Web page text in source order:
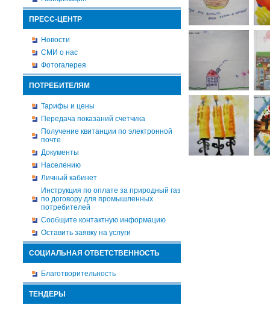
ПРЕСС-ЦЕНТР
Новости
СМИ о нас
Фотогалерея
ПОТРЕБИТЕЛЯМ
Тарифы и цены
Передача показаний счетчика
Получение квитанции по электронной
почте
Документы
Населению
Личный кабинет
Инструкция по оплате за природный газ
по договору для промышленных
потребителей
Сообщите контактную информацию
Оставить заявку на услуги
СОЦИАЛЬНАЯ ОТВЕТСТВЕННОСТЬ
Благотворительность
ТЕНДЕРЫ